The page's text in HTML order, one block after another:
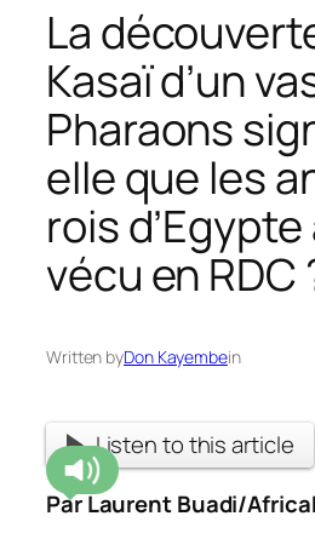
La
Kasaï d’un
Pharaons
elle que les
rois
vécu en RDC
Written byDon Kayembein
Listen to this article
Par Laurent Buadi/